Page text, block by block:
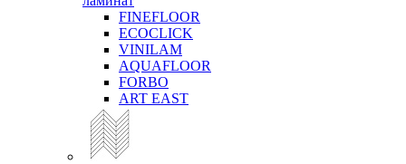
FINEFLOOR
ECOCLICK
VINILAM
AQUAFLOOR
FORBO
ART EAST